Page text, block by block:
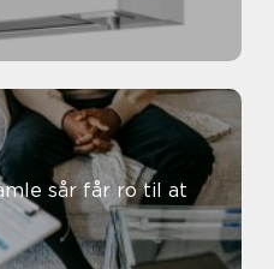
sår får ro til at